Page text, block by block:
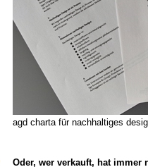
agd charta für nachhaltiges
Oder, wer verkauft, hat immer